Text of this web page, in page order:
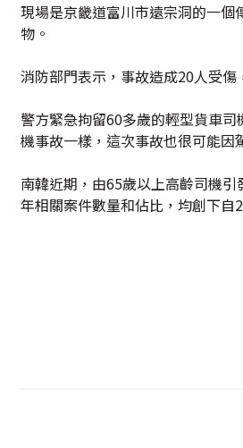
現場是京畿道富川市遠宗洞的一
物。
消防部門表示，事故造成20人受
警方緊急拘留60多歲的輕型貨車
機事故一樣，這次事故也很可能因
南韓近期，由65歲以上高齡司機
年相關案件數量和佔比，均創下自